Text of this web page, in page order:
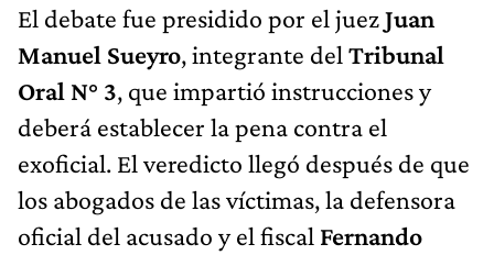
El debate fue presidido por el juezJuan
Manuel Sueyro, integrante del Tribunal
Oral N° 3, que impartió instrucciones y
deberá establecer la pena contra el
exoficial. El veredicto llegó después de que
los abogados de las víctimas, la defensora
oficial del acusado y el fiscal Fernando